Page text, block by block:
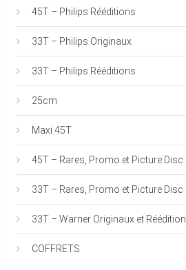
45T – Philips Rééditions
33T – Philips Originaux
33T – Philips Rééditions
25cm
Maxi 45T
45T – Rares, Promo et Picture Disc
33T – Rares, Promo et Picture Disc
33T – Warner Originaux et Réédition
COFFRETS